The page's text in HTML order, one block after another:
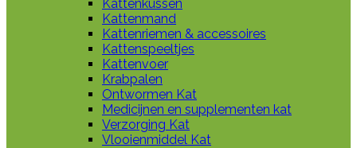
Kattenkussen
Kattenmand
Kattenriemen & accessoires
Kattenspeeltjes
Kattenvoer
Krabpalen
Ontwormen Kat
Medicijnen en supplementen kat
Verzorging Kat
Vlooienmiddel Kat